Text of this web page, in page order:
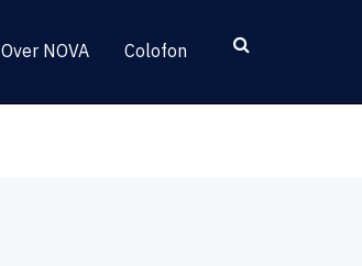
Over NOVA Colofon